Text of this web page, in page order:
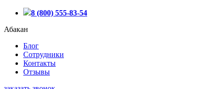
8 (800) 555-83-54
Абакан
Блог
Сотрудники
Контакты
Отзывы